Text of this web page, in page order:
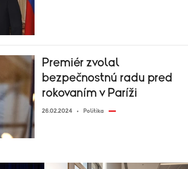
Premiér zvolal
bezpečnostnú radu pred
rokovaním v Paríži
26.02.2024 Politika